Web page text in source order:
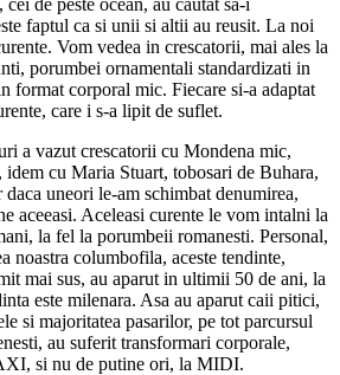
faptul ca si unii si altii au reusit. La noi
Vom vedea in crescatorii, mai ales la
porumbei ornamentali standardizati in
format corporal mic. Fiecare si-a adaptat
care i s-a lipit de suflet.
a vazut crescatorii cu Mondena mic,
idem cu Maria Stuart, tobosari de Buhara,
uneori le-am schimbat denumirea,
aceeasi. Aceleasi curente le vom intalni la
la fel la porumbeii romanesti. Personal,
noastra columbofila, aceste tendinte,
mai sus, au aparut in ultimii 50 de ani, la
este milenara. Asa au aparut caii pitici,
si majoritatea pasarilor, pe tot parcursul
au suferit transformari corporale,
si nu de putine ori, la MIDI.